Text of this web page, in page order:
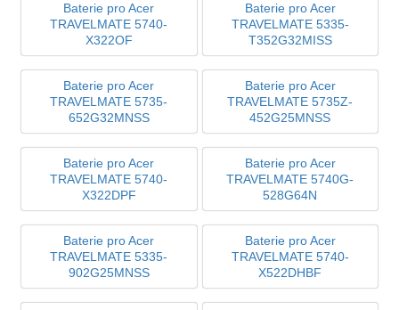
Baterie pro Acer
TRAVELMATE 5740-
X322OF
Baterie pro Acer
TRAVELMATE 5335-
T352G32MISS
Baterie pro Acer
TRAVELMATE 5735-
652G32MNSS
Baterie pro Acer
TRAVELMATE 5735Z-
452G25MNSS
Baterie pro Acer
TRAVELMATE 5740-
X322DPF
Baterie pro Acer
TRAVELMATE 5740G-
528G64N
Baterie pro Acer
TRAVELMATE 5335-
902G25MNSS
Baterie pro Acer
TRAVELMATE 5740-
X522DHBF